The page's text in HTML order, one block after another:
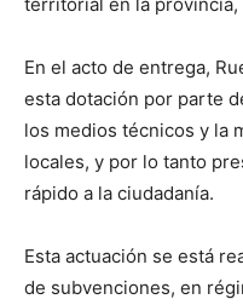
En el acto de entrega,
esta dotación por parte
los medios técnicos y la
locales, y por lo tanto
rápido a la ciudadanía.
Esta actuación se está
de subvenciones, en